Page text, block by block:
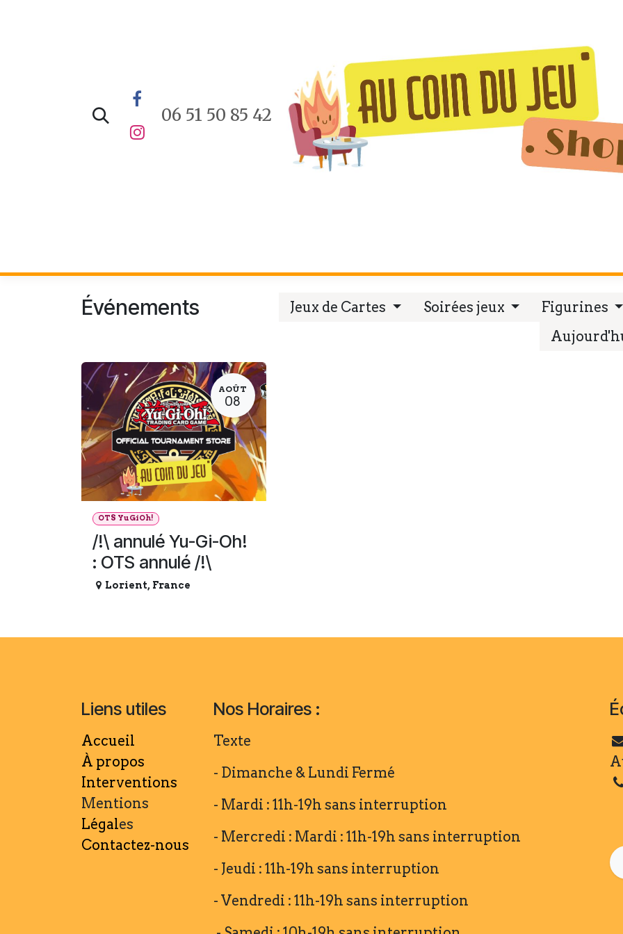
06 51 50 85 42
Événements Jeux de Cartes Soirées jeux
Figurines
AOÛT
08
OTS YuGiOh!
/!\ annulé Yu-Gi-Oh!
: OTS annulé /!\
Lorient, France
Liens utiles
Accueil
À propos
Interventions
Mentions
Légales
Contactez-nous
Nos Horaires :
Texte
- Dimanche & Lundi Fermé
- Mardi : 11h-19h sans interruption
- Mercredi : Mardi : 11h-19h sans interruption
- Jeudi : 11h-19h sans interruption
- Vendredi : 11h-19h sans interruption